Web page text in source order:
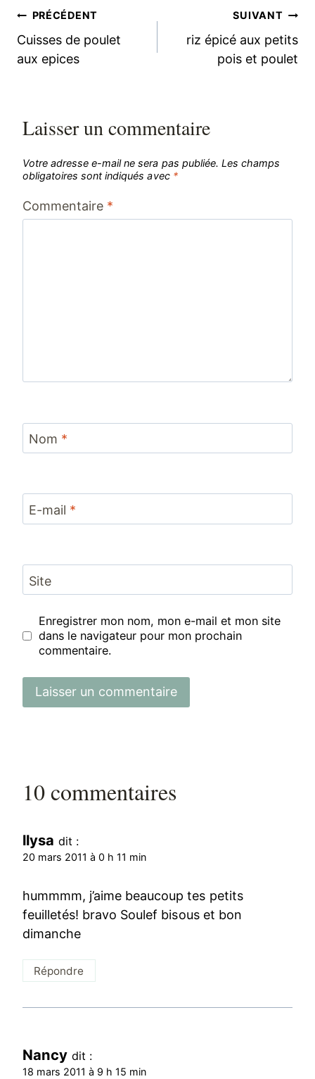
Navigation
de
PRÉCÉDENT
Cuisses de poulet
aux epices
SUIVANT
riz épicé aux petits
pois et poulet
Laisser un commentaire
Votre adresse e-mail ne sera pas publiée. Les champs
obligatoires sont indiqués avec *
Commentaire *
Nom *
E-mail *
Site
Enregistrer mon nom, mon e-mail et mon site
dans le navigateur pour mon prochain
commentaire.
10 commentaires
llysa dit :
20 mars 2011 à 0 h 11 min
hummmm, j’aime beaucoup tes petits
feuilletés! bravo Soulef bisous et bon
dimanche
Répondre
Nancy dit :
18 mars 2011 à 9 h 15 min